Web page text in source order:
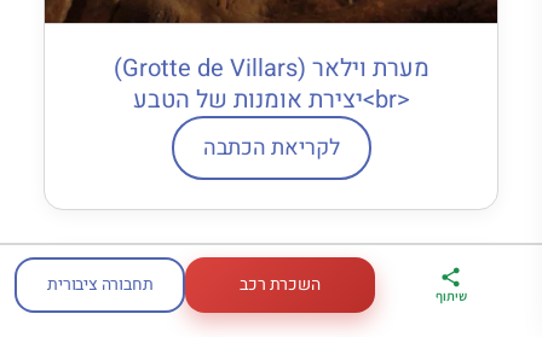
מערת וילאר (Grotte de Villars)
<br>יצירת אומנות של הטבע
לקריאת הכתבה
ארגז הכלים שלי
לטיול בצרפת
מדריך פריז
במתנה
דברו
איתי בווטסאפ
שיתוף השכרת רכב תחבורה ציבורית